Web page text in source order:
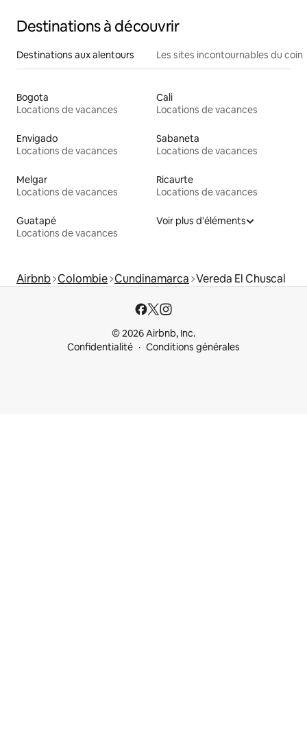
Destinations à découvrir
Destinations aux alentours Les sites incontournables du coin
Bogota
Locations de vacances
Cali
Locations de vacances
Envigado
Locations de vacances
Sabaneta
Locations de vacances
Melgar
Locations de vacances
Ricaurte
Locations de vacances
Guatapé
Locations de vacances
Voir plus d'éléments
Airbnb Colombie Cundinamarca Vereda El Chuscal
© 2026 Airbnb, Inc.
Confidentialité
Conditions générales